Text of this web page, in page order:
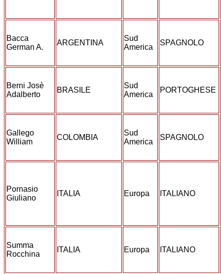
Bacca
German A.
ARGENTINA
Sud
America
SPAGNOLO
Berni Josè
Adalberto
BRASILE
Sud
America
PORTOGHESE
Gallego
William
COLOMBIA
Sud
America
SPAGNOLO
Pornasio
Giuliano
ITALIA Europa ITALIANO
Summa
Rocchina
ITALIA Europa ITALIANO